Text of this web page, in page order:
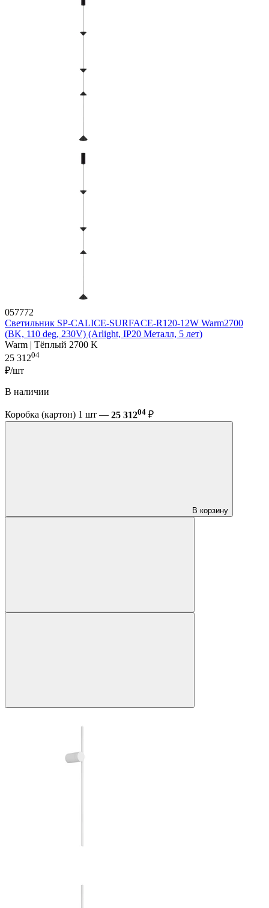
057772
Светильник SP-CALICE-SURFACE-R120-12W Warm2700
(BK, 110 deg, 230V) (Arlight, IP20 Металл, 5 лет)
Warm | Тёплый 2700 K
25 31204
₽/шт
В наличии
Коробка (картон) 1 шт — 25 31204 ₽
В корзину